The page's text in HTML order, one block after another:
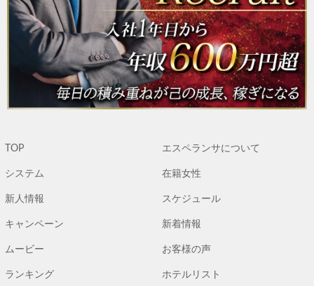
TOP エスペランサについて
システム 在籍女性
新人情報 スケジュール
キャンペーン 新着情報
ムービー お客様の声
ランキング ホテルリスト